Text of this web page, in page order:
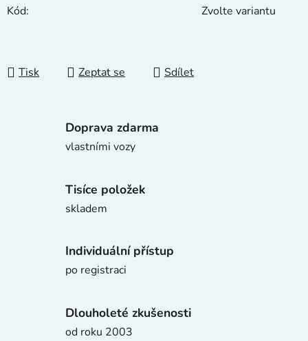
Kód:
Zvolte variantu
Tisk Zeptat se Sdílet
Doprava zdarma
vlastními vozy
Tisíce položek
skladem
Individuální přístup
po registraci
Dlouholeté zkušenosti
od roku 2003